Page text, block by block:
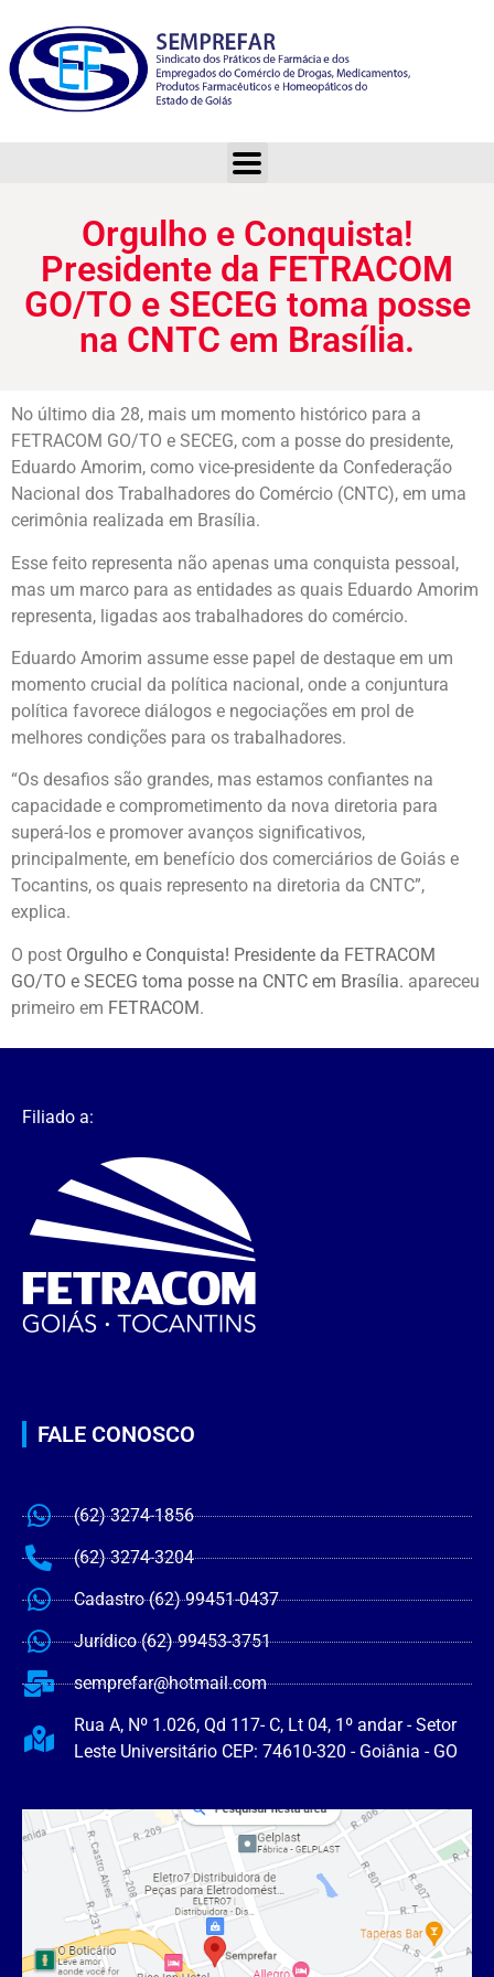
Orgulho e Conquista!
Presidente da FETRACOM
GO/TO e SECEG toma posse
na CNTC em Brasília.
No último dia 28, mais um momento histórico para a
FETRACOM GO/TO e SECEG, com a posse do presidente,
Eduardo Amorim, como vice-presidente da Confederação
Nacional dos Trabalhadores do Comércio (CNTC), em uma
cerimônia realizada em Brasília.
Esse feito representa não apenas uma conquista pessoal,
mas um marco para as entidades as quais Eduardo Amorim
representa, ligadas aos trabalhadores do comércio.
Eduardo Amorim assume esse papel de destaque em um
momento crucial da política nacional, onde a conjuntura
política favorece diálogos e negociações em prol de
melhores condições para os trabalhadores.
“Os desafios são grandes, mas estamos confiantes na
capacidade e comprometimento da nova diretoria para
superá-los e promover avanços significativos,
principalmente, em benefício dos comerciários de Goiás e
Tocantins, os quais represento na diretoria da CNTC”,
explica.
O post Orgulho e Conquista! Presidente da FETRACOM
GO/TO e SECEG toma posse na CNTC em Brasília. apareceu
primeiro em FETRACOM.
Filiado a:
FALE CONOSCO
(62) 3274-1856
(62) 3274-3204
Cadastro (62) 99451-0437
Jurídico (62) 99453-3751
semprefar@hotmail.com
Rua A, Nº 1.026, Qd 117- C, Lt 04, 1º andar - Setor
Leste Universitário CEP: 74610-320 - Goiânia - GO